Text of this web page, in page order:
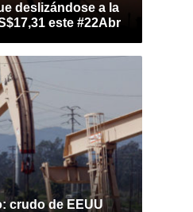
deslizándose a la
este #22Abr
crudo de EEUU